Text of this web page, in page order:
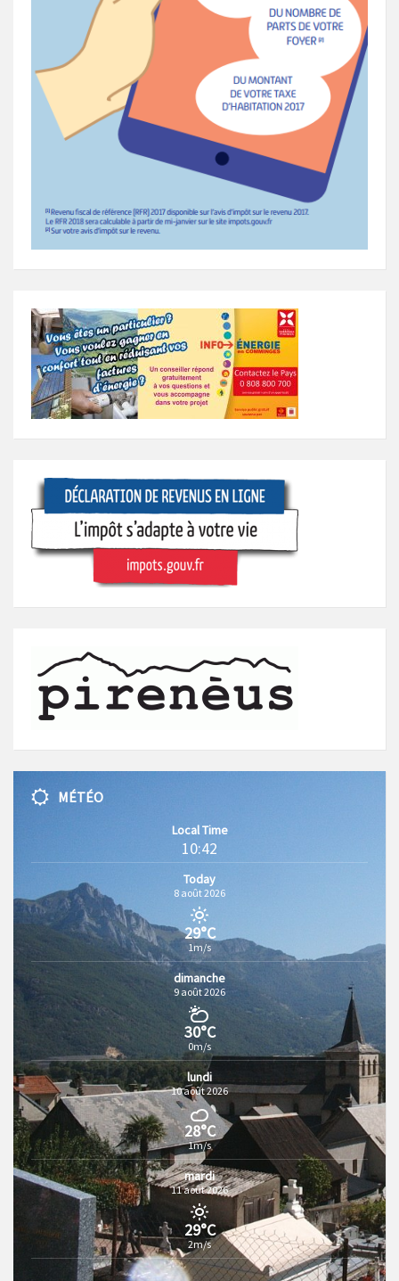
MÉTÉO
Local Time
10:42
Today
8 août 2026
29°C
1m/s
dimanche
9 août 2026
30°C
0m/s
lundi
10 août 2026
28°C
1m/s
mardi
11 août 2026
29°C
2m/s